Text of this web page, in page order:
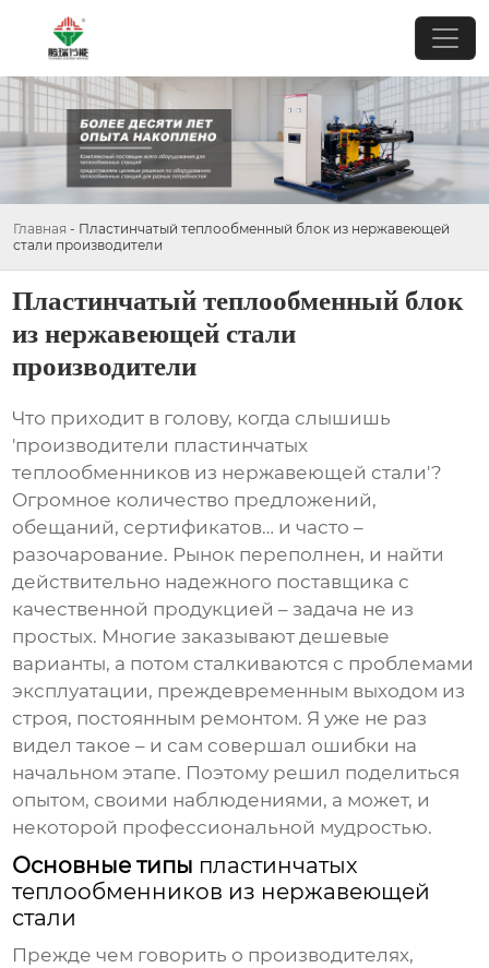
Главная - Пластинчатый теплообменный блок из нержавеющей
стали производители
Пластинчатый теплообменный блок
из нержавеющей стали
производители
Что приходит в голову, когда слышишь
'производители пластинчатых
теплообменников из нержавеющей стали'?
Огромное количество предложений,
обещаний, сертификатов… и часто –
разочарование. Рынок переполнен, и найти
действительно надежного поставщика с
качественной продукцией – задача не из
простых. Многие заказывают дешевые
варианты, а потом сталкиваются с проблемами
эксплуатации, преждевременным выходом из
строя, постоянным ремонтом. Я уже не раз
видел такое – и сам совершал ошибки на
начальном этапе. Поэтому решил поделиться
опытом, своими наблюдениями, а может, и
некоторой профессиональной мудростью.
Основные типы пластинчатых
теплообменников из нержавеющей
стали
Прежде чем говорить о производителях,